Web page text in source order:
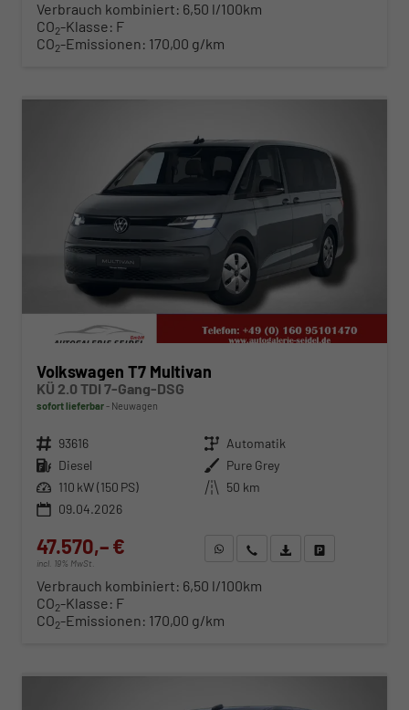
Verbrauch kombiniert: 6,50 l/100km
CO2-Klasse: F
CO2-Emissionen: 170,00 g/km
Volkswagen T7 Multivan
KÜ 2.0 TDI 7-Gang-DSG
sofort lieferbar Neuwagen
Fahrzeugnr. 93616 Getriebe Automatik
Kraftstoff Diesel Außenfarbe Pure Grey
Leistung 110 kW (150 PS) Kilometerstand 50 km
09.04.2026
47.570,– €
incl. 19% MwSt.
WhatsApp anfragen
Wir rufen Sie anFahrzeugexposé (PDF)
Verbrauch kombiniert: 6,50 l/100km
CO2-Klasse: F
CO2-Emissionen: 170,00 g/km